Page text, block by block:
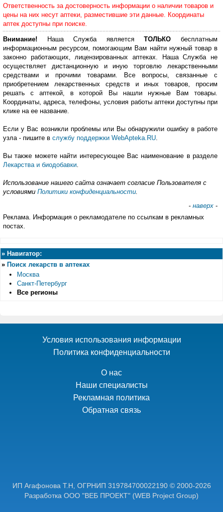
Ответственность за достоверность информации о наличии товаров и
цены на них несут аптеки, разместившие эти данные. Координаты
аптек доступны при поиске.
Внимание! Наша Служба являетсяТОЛЬКО бесплатным
информационным ресурсом, помогающим Вам найти нужный товар в
законно работающих, лицензированных аптеках. Наша Служба не
осуществляет дистанционную и иную торговлю лекарственными
средствами и прочими товарами. Все вопросы, связанные с
приобретением лекарственных средств и иных товаров, просим
решать с аптекой, в которой Вы нашли нужные Вам товары.
Координаты, адреса, телефоны, условия работы аптеки доступны при
клике на ее название.
Если у Вас возникли проблемы или Вы обнаружили ошибку в работе
узла - пишите в службу поддержки WebApteka.RU
Вы также можете найти интересующее Вас наименование в разделе
Лекарства и биодобавки
Использование нашего сайта означает согласие Пользователя с
условиями Политики конфиденциальности
- наверх -
Реклама. Информация о рекламодателе по ссылкам в рекламных
постах.
» Навигатор:
» Поиск лекарств в аптеках
Москва
Санкт-Петербург
Все регионы
Условия использования информации
Политика конфиденциальности
О нас
Наши специалисты
Рекламная политика
Обратная связь
ИП Агафонова Т.Н, ОГРНИП 319784700022190 © 2000-2026
Разработка ООО "ВЕБ ПРОЕКТ" (WEB Project Group)